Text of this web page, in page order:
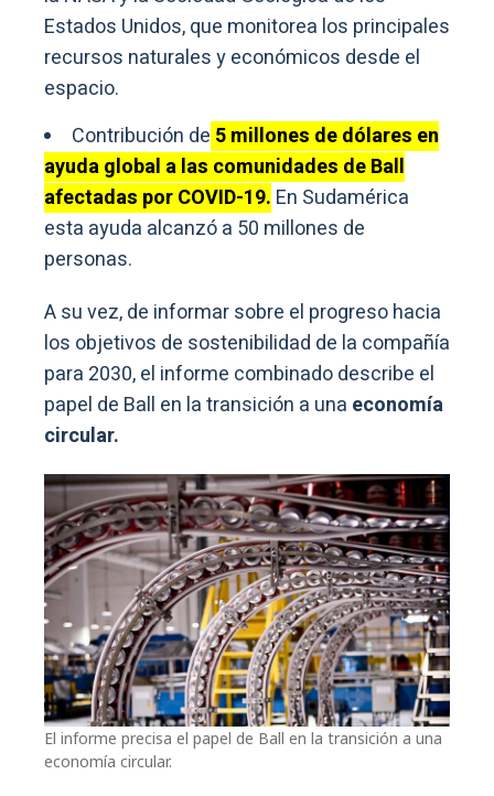
Estados Unidos, que monitorea los principales
recursos naturales y económicos desde el
espacio.
Contribución de 5 millones de dólares en
ayuda global a las comunidades de Ball
afectadas por COVID-19. En Sudamérica
esta ayuda alcanzó a 50 millones de
personas.
A su vez, de informar sobre el progreso hacia
los objetivos de sostenibilidad de la compañía
para 2030, el informe combinado describe el
papel de Ball en la transición a una economía
circular.
El informe precisa el papel de Ball en la transición a una
economía circular.